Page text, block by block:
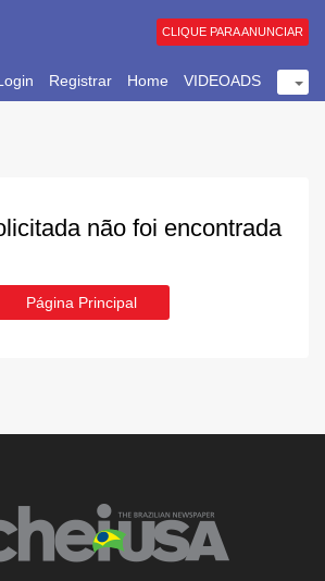
Registrar Home VIDEOADS
CLIQUE PARA ANUNCIAR
não foi encontrada
Página Principal